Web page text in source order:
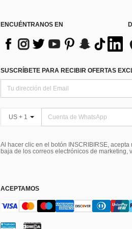
ENCUÉNTRANOS EN
SUSCRÍBETE PARA RECIBIR OFERTAS
US + 1
Al hacer clic en el botón INSCRIBIRSE, acepta
baja de los correos electrónicos de marketing,
ACEPTAMOS